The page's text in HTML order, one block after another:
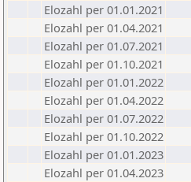
Elozahl per 01.01.2021
Elozahl per 01.04.2021
Elozahl per 01.07.2021
Elozahl per 01.10.2021
Elozahl per 01.01.2022
Elozahl per 01.04.2022
Elozahl per 01.07.2022
Elozahl per 01.10.2022
Elozahl per 01.01.2023
Elozahl per 01.04.2023